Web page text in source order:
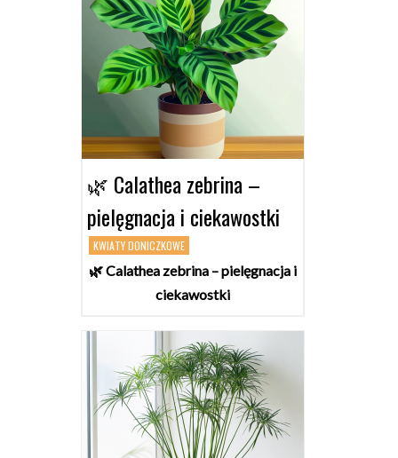
🌿 Calathea zebrina –
pielęgnacja i ciekawostki
KWIATY DONICZKOWE
🌿 Calathea zebrina – pielęgnacja i
ciekawostki